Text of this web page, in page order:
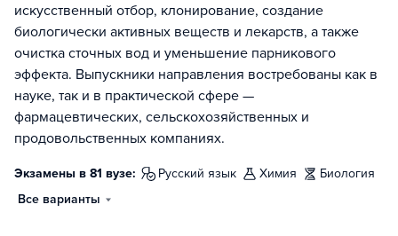
искусственный отбор, клонирование, создание
биологически активных веществ и лекарств, а также
очистка сточных вод и уменьшение парникового
эффекта. Выпускники направления востребованы как в
науке, так и в практической сфере —
фармацевтических, сельскохозяйственных и
продовольственных компаниях.
Экзамены в 81 вузе: русский язык химия
биология
Все варианты